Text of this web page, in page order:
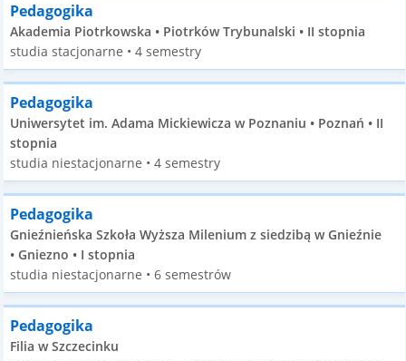
Pedagogika
Akademia Piotrkowska • Piotrków Trybunalski • II stopnia
studia stacjonarne • 4 semestry
Pedagogika
Uniwersytet im. Adama Mickiewicza w Poznaniu • Poznań • II
stopnia
studia niestacjonarne • 4 semestry
Pedagogika
Gnieźnieńska Szkoła Wyższa Milenium z siedzibą w Gnieźnie
• Gniezno • I stopnia
studia niestacjonarne • 6 semestrów
Pedagogika
Filia w Szczecinku